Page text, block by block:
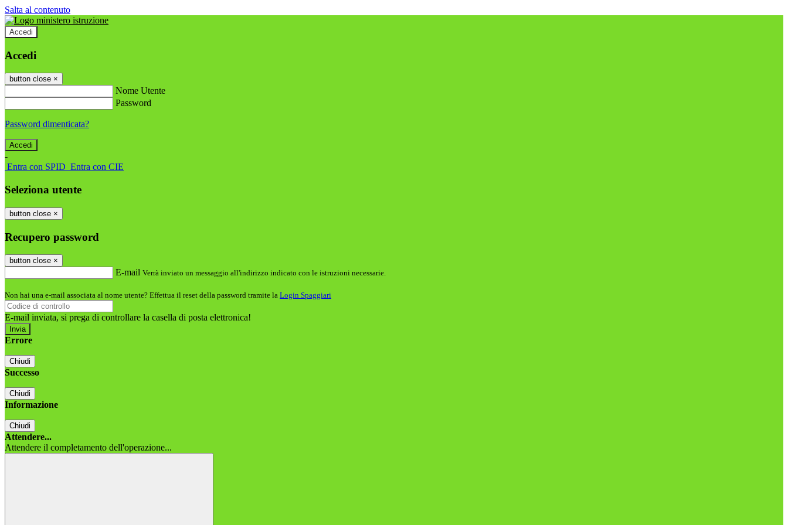
Salta al contenuto
Accedi
Accedi
button close ×
Nome Utente
Password
Password dimenticata?
-
Entra con SPID Entra con CIE
Seleziona utente
button close ×
Recupero password
button close ×
E-mail Verrà inviato un messaggio all'indirizzo indicato con le istruzioni necessarie.
Non hai una e-mail associata al nome utente? Effettua il reset della password tramite la Login Spaggiari
E-mail inviata, si prega di controllare la casella di posta elettronica!
Errore
Chiudi
Successo
Chiudi
Informazione
Chiudi
Attendere...
Attendere il completamento dell'operazione...